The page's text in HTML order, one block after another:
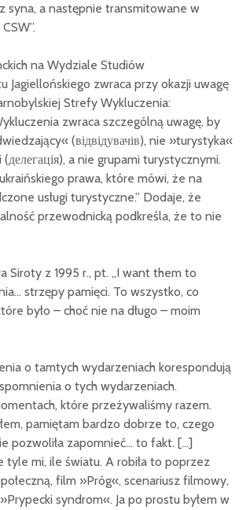
syna, a następnie transmitowane w
na Wydziale Studiów
zwraca przy okazji uwagę
Strefy Wykluczenia:
zwraca szczególną uwagę, by
(відвідувачів), nie »turystyka«
a nie grupami turystycznymi.
prawa, które mówi, że na
usługi turystyczne.” Dodaje, że
przewodnicką podkreśla, że to nie
Siroty z 1995 r., pt. „I want them to
strzępy pamięci. To wszystko, co
było – choć nie na długo – moim
o tamtych wydarzeniach korespondują
o tych wydarzeniach.
które przeżywaliśmy razem.
pamiętam bardzo dobrze to, czego
pozwoliła zapomnieć… to fakt. […]
tyle mi, ile światu. A robiła to poprzez
film »Próg«, scenariusz filmowy,
syndrom«. Ja po prostu byłem w